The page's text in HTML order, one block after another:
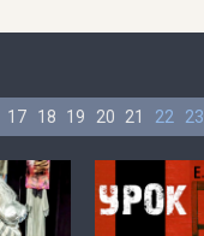
17 18 19 20 21 22 23